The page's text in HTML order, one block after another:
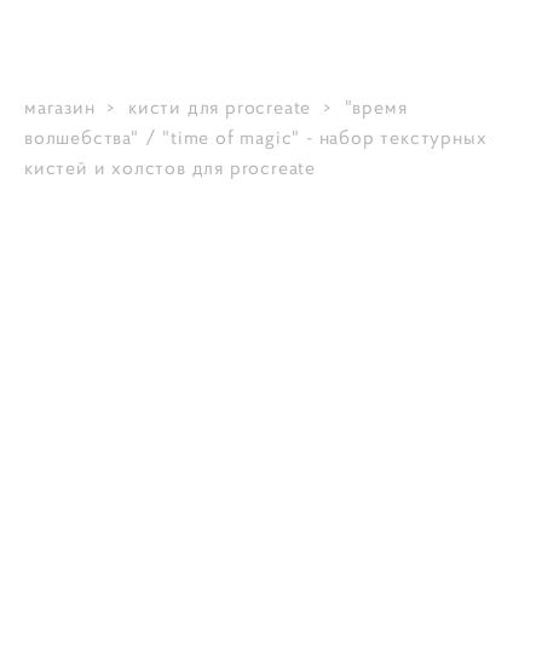
магазин > кисти для procreate >
"время
волшебства" / "time of magic" - набор текстурных
кистей и холстов для procreate